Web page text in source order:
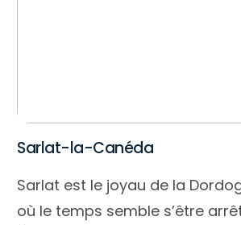
Sarlat-la-Canéda
Sarlat est le joyau de la
où le temps semble s’être